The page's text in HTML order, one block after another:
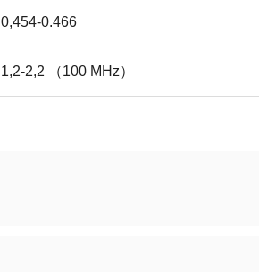
0,454-0.466
1,2-2,2 （100 MHz）